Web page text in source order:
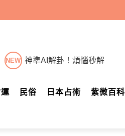
NEW 神準AI解卦！煩惱秒解
民俗 日本占術 紫微百科